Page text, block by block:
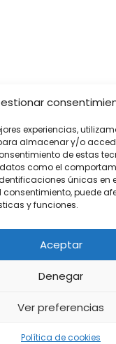
experiencias,
almacenar y/o
de estas
como el
únicas en
consentimiento, puede
y funciones.
Aceptar
Denegar
Ver preferencias
Política de cookies